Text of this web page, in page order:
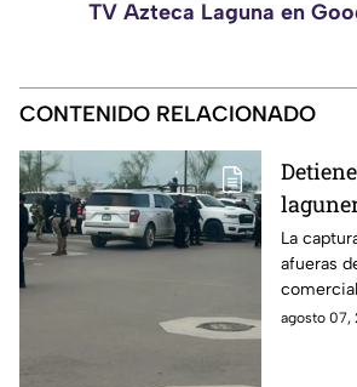
TV Azteca Laguna en
CONTENIDO RELACIONADO
alias
La
afueras
ciudad; le
agosto 07,